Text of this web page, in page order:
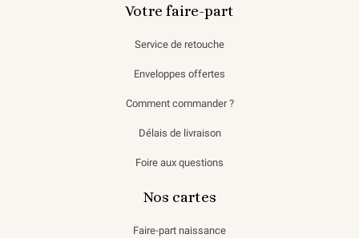
Votre faire-part
Service de retouche
Enveloppes offertes
Comment commander ?
Délais de livraison
Foire aux questions
Nos cartes
Faire-part naissance